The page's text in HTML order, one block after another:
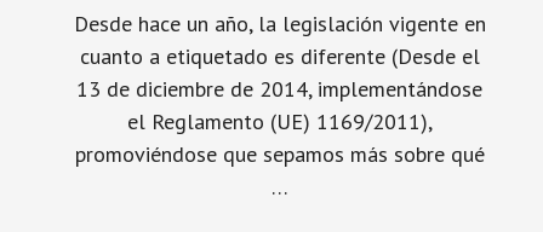
Desde hace un año, la legislación vigente en
cuanto a etiquetado es diferente (Desde el
13 de diciembre de 2014, implementándose
el Reglamento (UE) 1169/2011),
promoviéndose que sepamos más sobre qué
…